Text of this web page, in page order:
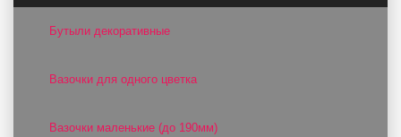
Бутыли декоративные
Вазочки для одного цветка
Вазочки маленькие (до 190мм)